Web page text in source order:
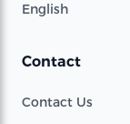
English
Contact
Contact Us